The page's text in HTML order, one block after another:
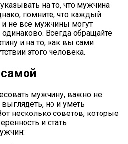
на то, что мужчина
помните, что каждый
не все мужчины могут
одинаково. Всегда обращайте
и на то, как вы сами
этого человека.
мужчину, важно не
но и уметь
несколько советов, которые
и стать